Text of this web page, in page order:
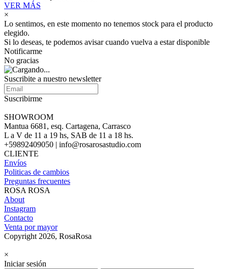
VER MÁS
×
Lo sentimos, en este momento no tenemos stock para el producto
elegido.
Si lo deseas, te podemos avisar cuando vuelva a estar disponible
Notificarme
No gracias
Suscribite a nuestro newsletter
Suscribirme
SHOWROOM
Mantua 6681, esq. Cartagena, Carrasco
L a V de 11 a 19 hs, SAB de 11 a 18 hs.
+59892409050 | info@rosarosastudio.com
CLIENTE
Envíos
Politicas de cambios
Preguntas frecuentes
ROSA ROSA
About
Instagram
Contacto
Venta por mayor
Copyright 2026, RosaRosa
×
Iniciar sesión